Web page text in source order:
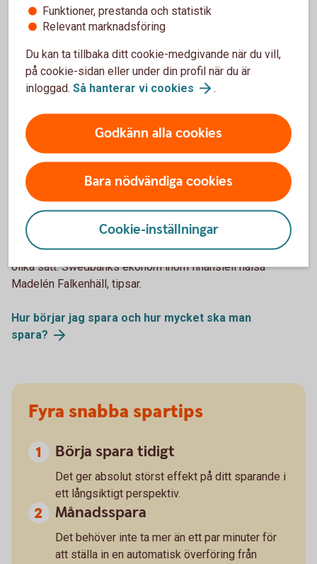
605381083
Hur börjar jag spara och hur mycket ska
man spara?
Att ha pengar om diskmaskinen går sönder, få mer pengar
över som pensionär och kunna åka på drömresan med
familjen. Det finns många anledningar att spara pengar - och
olika sätt. Swedbanks ekonom inom finansiell hälsa
Madelén Falkenhäll, tipsar.
Hur börjar jag spara och hur mycket ska man
spara?
Fyra snabba spartips
Börja spara tidigt
Det ger absolut störst effekt på ditt sparande i
ett långsiktigt perspektiv.
Månadsspara
Det behöver inte ta mer än ett par minuter för
att ställa in en automatisk överföring från
Funktioner, prestanda och statistik
Relevant marknadsföring
Du kan ta tillbaka ditt cookie-medgivande när du vill,
på cookie-sidan eller under din profil när du är
inloggad. Så hanterar vi cookies .
Godkänn alla cookies
Bara nödvändiga cookies
Cookie-inställningar